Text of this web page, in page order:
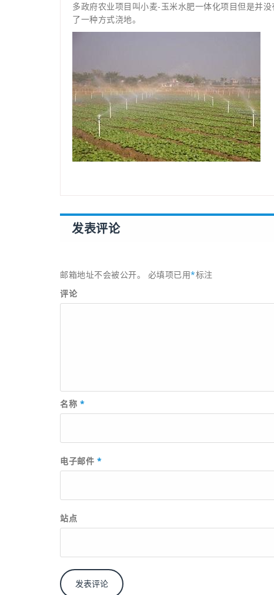
多政府农业项目叫小麦-玉米水肥一体化项目但是并
了一种方式浇地。
发表评论
邮箱地址不会被公开。 必填项已用*标注
评论
名称 *
电子邮件 *
站点